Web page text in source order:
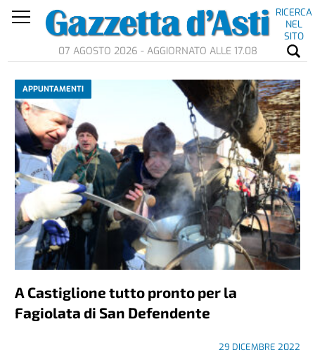
RICERCA
NEL
SITO
07 AGOSTO 2026 - AGGIORNATO ALLE 17.08
APPUNTAMENTI
A Castiglione tutto pronto per la
Fagiolata di San Defendente
29 DICEMBRE 2022